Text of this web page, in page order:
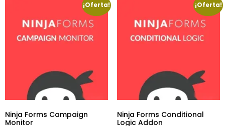
¡Oferta!
Ninja Forms Campaign
Monitor
¡Oferta!
Ninja Forms Conditional
Logic Addon